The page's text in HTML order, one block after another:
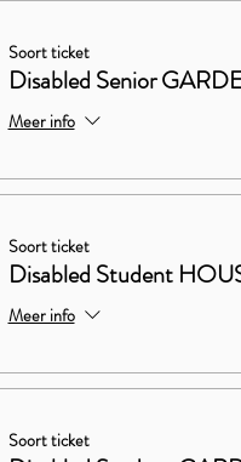
Soort ticket
Disabled Senior
Meer info
Soort ticket
Disabled Student
Meer info
Soort ticket